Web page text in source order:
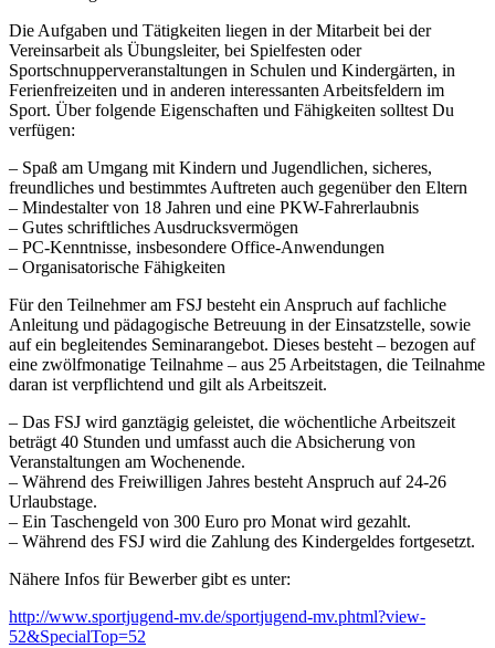
Die Aufgaben und Tätigkeiten liegen in der Mitarbeit bei der
Vereinsarbeit als Übungsleiter, bei Spielfesten oder
Sportschnupperveranstaltungen in Schulen und Kindergärten, in
Ferienfreizeiten und in anderen interessanten Arbeitsfeldern im
Sport. Über folgende Eigenschaften und Fähigkeiten solltest Du
verfügen:
– Spaß am Umgang mit Kindern und Jugendlichen, sicheres,
freundliches und bestimmtes Auftreten auch gegenüber den Eltern
– Mindestalter von 18 Jahren und eine PKW-Fahrerlaubnis
– Gutes schriftliches Ausdrucksvermögen
– PC-Kenntnisse, insbesondere Office-Anwendungen
– Organisatorische Fähigkeiten
Für den Teilnehmer am FSJ besteht ein Anspruch auf fachliche
Anleitung und pädagogische Betreuung in der Einsatzstelle, sowie
auf ein begleitendes Seminarangebot. Dieses besteht – bezogen auf
eine zwölfmonatige Teilnahme – aus 25 Arbeitstagen, die Teilnahme
daran ist verpflichtend und gilt als Arbeitszeit.
– Das FSJ wird ganztägig geleistet, die wöchentliche Arbeitszeit
beträgt 40 Stunden und umfasst auch die Absicherung von
Veranstaltungen am Wochenende.
– Während des Freiwilligen Jahres besteht Anspruch auf 24-26
Urlaubstage.
– Ein Taschengeld von 300 Euro pro Monat wird gezahlt.
– Während des FSJ wird die Zahlung des Kindergeldes fortgesetzt.
Nähere Infos für Bewerber gibt es unter:
http://www.sportjugend-mv.de/sportjugend-mv.phtml?view-
52&SpecialTop=52